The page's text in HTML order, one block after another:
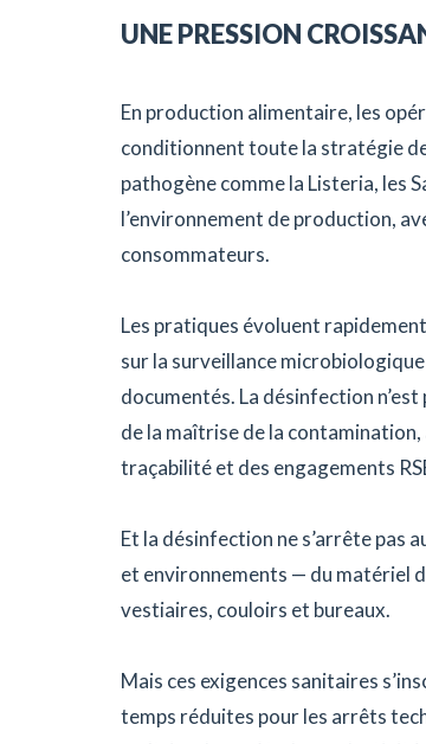
UNE PRESSION
En production alimentaire, les
conditionnent toute la stratégie
pathogène comme la Listeria, les
l’environnement de production,
consommateurs.
Les pratiques évoluent
sur la surveillance
documentés. La désinfection
de la maîtrise de la
traçabilité et des engagements
Et la désinfection ne s’arrête pas
et environnements — du matériel
vestiaires, couloirs et bureaux.
Mais ces exigences sanitaires
temps réduites pour les arrêts